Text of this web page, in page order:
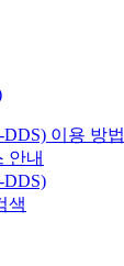
이용 방법
안내
DDS)
색